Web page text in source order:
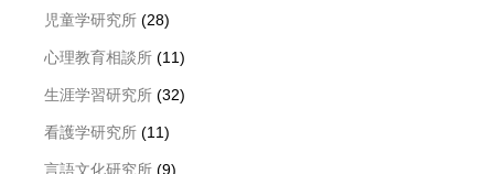
児童学研究所 (28)
心理教育相談所 (11)
生涯学習研究所 (32)
看護学研究所 (11)
言語文化研究所 (9)